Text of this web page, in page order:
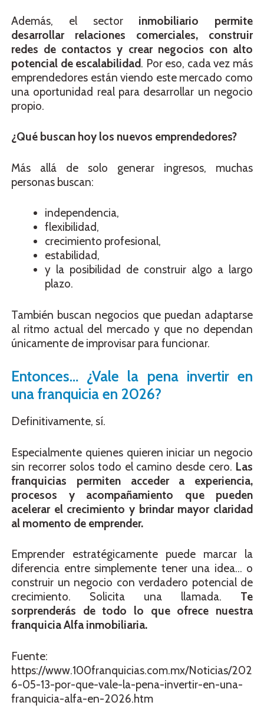
Además, el sector inmobiliario permite
desarrollar relaciones comerciales, construir
redes de contactos y crear negocios con alto
potencial de escalabilidad. Por eso, cada vez más
emprendedores están viendo este mercado como
una oportunidad real para desarrollar un negocio
propio.
¿Qué buscan hoy los nuevos emprendedores?
Más allá de solo generar ingresos, muchas
personas buscan:
independencia,
flexibilidad,
crecimiento profesional,
estabilidad,
y la posibilidad de construir algo a largo
plazo.
También buscan negocios que puedan adaptarse
al ritmo actual del mercado y que no dependan
únicamente de improvisar para funcionar.
Entonces… ¿Vale la pena invertir en
una franquicia en 2026?
Definitivamente, sí.
Especialmente quienes quieren iniciar un negocio
sin recorrer solos todo el camino desde cero. Las
franquicias permiten acceder a experiencia,
procesos y acompañamiento que pueden
acelerar el crecimiento y brindar mayor claridad
al momento de emprender.
Emprender estratégicamente puede marcar la
diferencia entre simplemente tener una idea… o
construir un negocio con verdadero potencial de
crecimiento. Solicita una llamada. Te
sorprenderás de todo lo que ofrece nuestra
franquicia Alfa inmobiliaria.
Fuente:
https://www.100franquicias.com.mx/Noticias/202
6-05-13-por-que-vale-la-pena-invertir-en-una-
franquicia-alfa-en-2026.htm